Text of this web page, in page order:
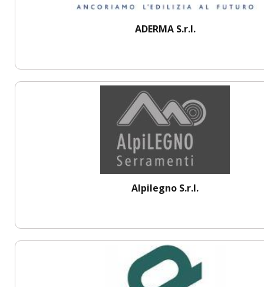
ADERMA S.r.l.
Alpilegno S.r.l.